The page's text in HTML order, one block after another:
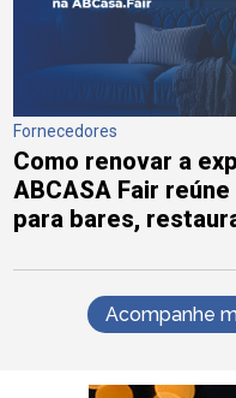
Fornecedores
Como renovar a
ABCASA Fair
para bares,
Acompanhe